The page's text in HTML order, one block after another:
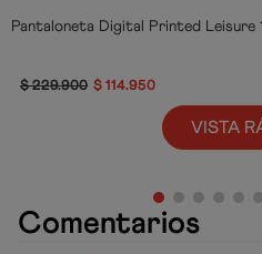
Pantaloneta Digital Printed Leisure
$229.900 $ 114.950
VISTA
Comentarios